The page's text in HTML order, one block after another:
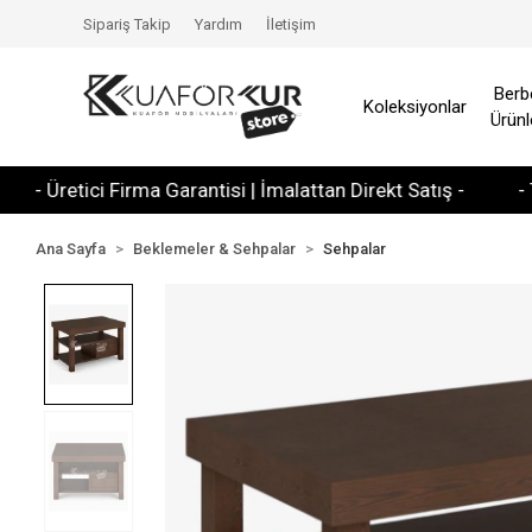
Firma Garantisi | İmalattan Direkt Satış - - Tüm
Sipariş Takip Yardım İletişim
Koleksiyonlar
Ana Sayfa Beklemeler & Sehpalar Sehpalar